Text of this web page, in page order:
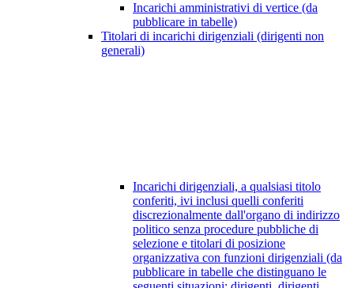
Incarichi amministrativi di vertice (da
pubblicare in tabelle)
Titolari di incarichi dirigenziali (dirigenti non
generali)
Incarichi dirigenziali, a qualsiasi titolo
conferiti, ivi inclusi quelli conferiti
discrezionalmente dall'organo di indirizzo
politico senza procedure pubbliche di
selezione e titolari di posizione
organizzativa con funzioni dirigenziali (da
pubblicare in tabelle che distinguano le